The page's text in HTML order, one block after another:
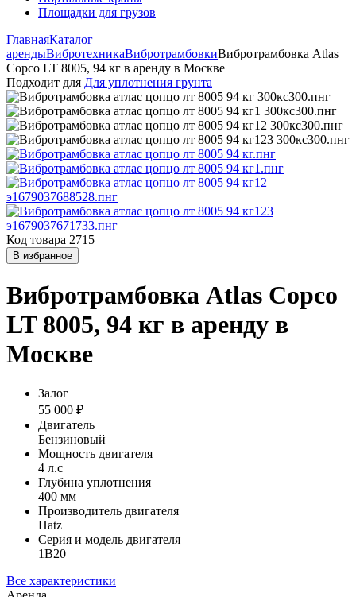
Площадки для грузов
ГлавнаяКаталог
арендыВибротехникаВибротрамбовкиВибротрамбовка Atlas
Copco LT 8005, 94 кг в аренду в Москве
Подходит для Для уплотнения грунта
Код товара 2715
В избранное
Вибротрамбовка Atlas Copco
LT 8005, 94 кг в аренду в
Москве
Залог
55 000 ₽
Двигатель
Бензиновый
Мощность двигателя
4 л.с
Глубина уплотнения
400 мм
Производитель двигателя
Hatz
Серия и модель двигателя
1B20
Все характеристики